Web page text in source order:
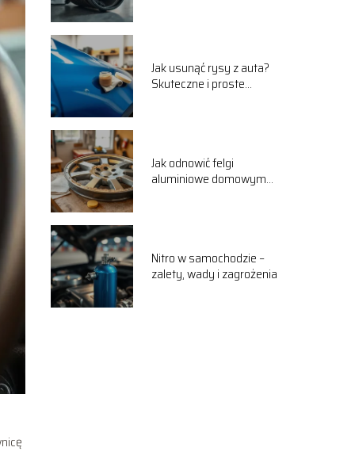
Jak usunąć rysy z auta?
Skuteczne i proste
Jak odnowić felgi
aluminiowe domowym
Nitro w samochodzie –
zalety, wady i zagrożenia